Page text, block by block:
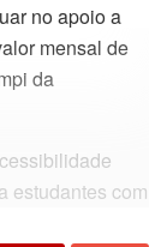
no apoio a
mensal de
da
estudantes com